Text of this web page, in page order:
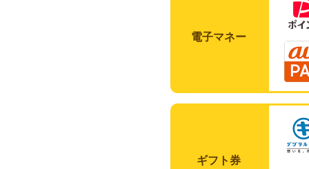
電子マネー
ギフト券